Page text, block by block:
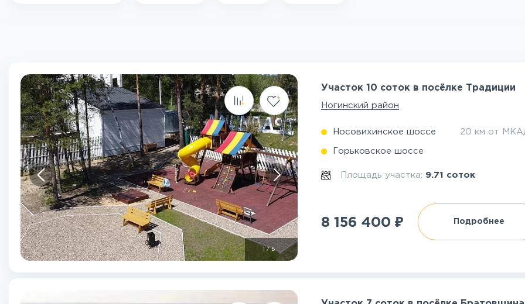
1 /5
Участок 10 соток в посёлке Традиции
Ногинский район
Носовихинское шоссе 20 км от
Горьковское шоссе
Площадь участка: 9.71 соток
8 156 400 ₽ Подробнее